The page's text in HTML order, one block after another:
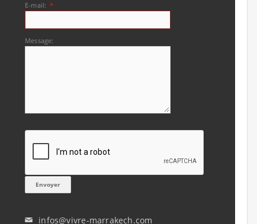
E-mail: *
Message:
✉ infos@vivre-marrakech.com